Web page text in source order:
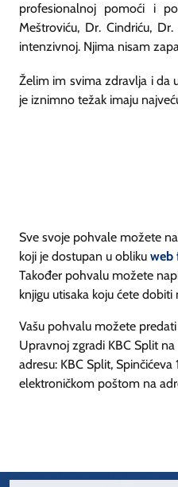
profesionalnoj pomoći i
Meštroviću, Dr. Cindriću,
intenzivnoj. Njima nisam
Želim im svima zdravlja i da
je iznimno težak imaju
Sve svoje pohvale možete
koji je dostupan u obliku web
Također pohvalu možete
knjigu utisaka koju ćete
Vašu pohvalu možete
Upravnoj zgradi KBC Split
adresu: KBC Split,
elektroničkom poštom na